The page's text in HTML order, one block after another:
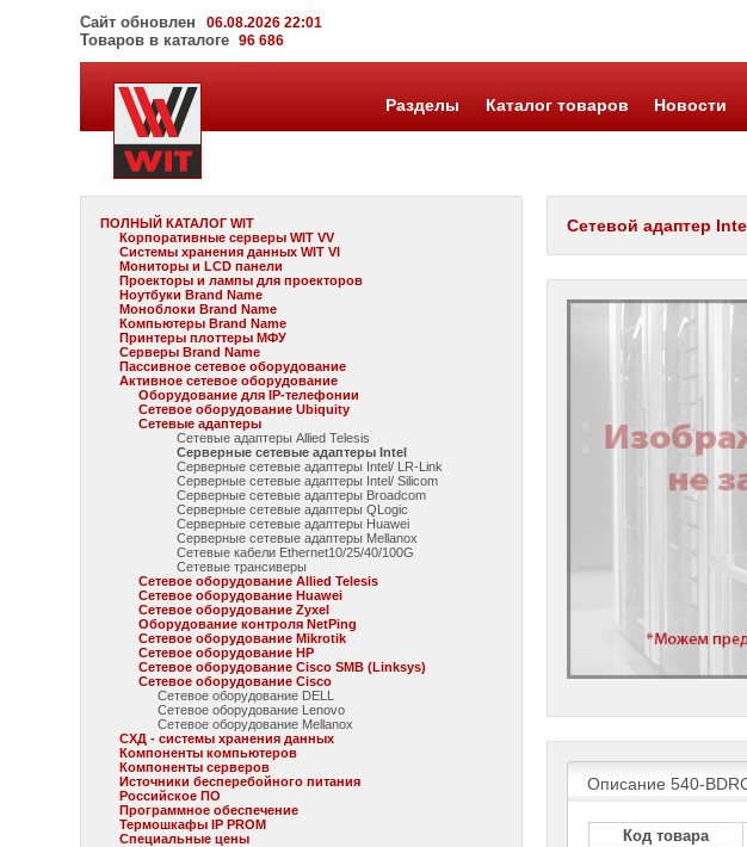
Сайт обновлен 06.08.2026 22:01
Товаров в каталоге96 686
Разделы Каталог товаров Новости
ПОЛНЫЙ КАТАЛОГ WIT
Корпоративные серверы WIT VV
Системы хранения данных WIT VI
Мониторы и LCD панели
Проекторы и лампы для проекторов
Ноутбуки Brand Name
Моноблоки Brand Name
Компьютеры Brand Name
Принтеры плоттеры МФУ
Серверы Brand Name
Пассивное сетевое оборудование
Активное сетевое оборудование
Оборудование для IP-телефонии
Сетевое оборудование Ubiquity
Сетевые адаптеры
Сетевые адаптеры Allied Telesis
Серверные сетевые адаптеры Intel
Серверные сетевые адаптеры Intel/ LR-Link
Серверные сетевые адаптеры Intel/ Silicom
Серверные сетевые адаптеры Broadcom
Серверные сетевые адаптеры QLogic
Серверные сетевые адаптеры Huawei
Серверные сетевые адаптеры Mellanox
Сетевые кабели Ethernet10/25/40/100G
Сетевые трансиверы
Сетевое оборудование Allied Telesis
Сетевое оборудование Huawei
Сетевое оборудование Zyxel
Оборудование контроля NetPing
Сетевое оборудование Mikrotik
Сетевое оборудование HP
Сетевое оборудование Cisco SMB (Linksys)
Сетевое оборудование Cisco
Сетевое оборудование DELL
Сетевое оборудование Lenovo
Сетевое оборудование Mellanox
СХД - системы хранения данных
Компоненты компьютеров
Компоненты серверов
Источники бесперебойного питания
Российское ПО
Программное обеспечение
Термошкафы IP PROM
Специальные цены
Сетевой адаптер
Описание 540-
Код товара